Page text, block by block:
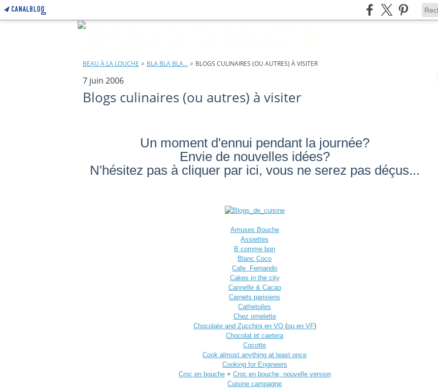
BEAU À LA LOUCHE > BLA BLA BLA... > BLOGS CULINAIRES (OU AUTRES) À VISITER
7 juin 2006
Blogs culinaires (ou autres) à visiter
Un moment d'ennui pendant la journée?
Envie de nouvelles idées?
N'hésitez pas à cliquer par ici, vous ne serez pas déçus...
Amuses Bouche
Assiettes
B comme bon
Blanc Coco
Cafe Fernando
Cakes in the city
Cannelle & Cacao
Carnets parisiens
Cathetoiles
Chez omelette
Chocolate and Zucchini en VO (ou en VF)
Chocolat et caetera
Cocotte
Cook almost anything at least once
Cooking for Engineers
Croc en bouche+ Croc en bouche, nouvelle version
Cuisine campagne